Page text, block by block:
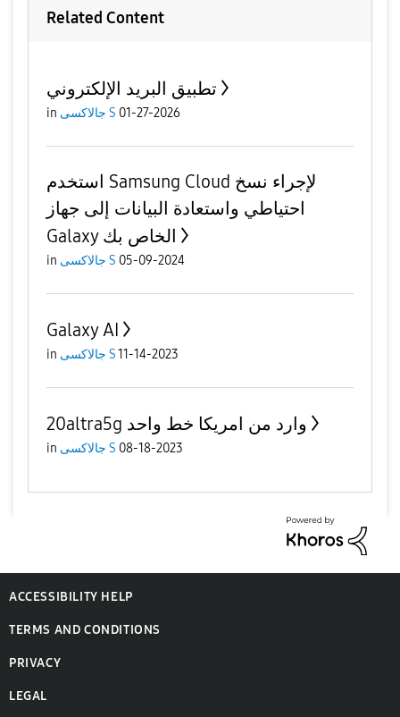
Related Content
تطبيق البريد الإلكتروني
in جالاكسى S 01-27-2026
استخدم Samsung Cloud لإجراء نسخ
احتياطي واستعادة البيانات إلى جهاز
Galaxy الخاص بك
in جالاكسى S 05-09-2024
Galaxy AI
in جالاكسى S11-14-2023
20altra5g وارد من امريكا خط واحد
in جالاكسى S 08-18-2023
ACCESSIBILITY HELP
TERMS AND CONDITIONS
PRIVACY
LEGAL